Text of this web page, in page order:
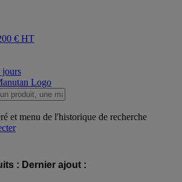
€ HT
jours
et menu de l'historique de recherche
: Dernier ajout :